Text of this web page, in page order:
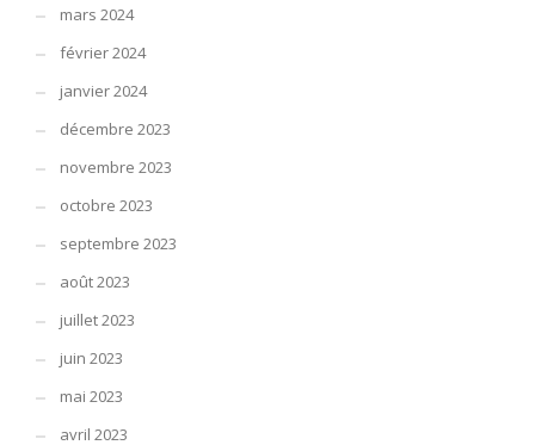
mars 2024
février 2024
janvier 2024
décembre 2023
novembre 2023
octobre 2023
septembre 2023
août 2023
juillet 2023
juin 2023
mai 2023
avril 2023